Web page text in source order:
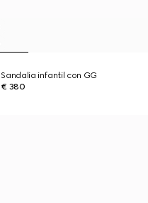
Sandalia infantil con GG
€ 380